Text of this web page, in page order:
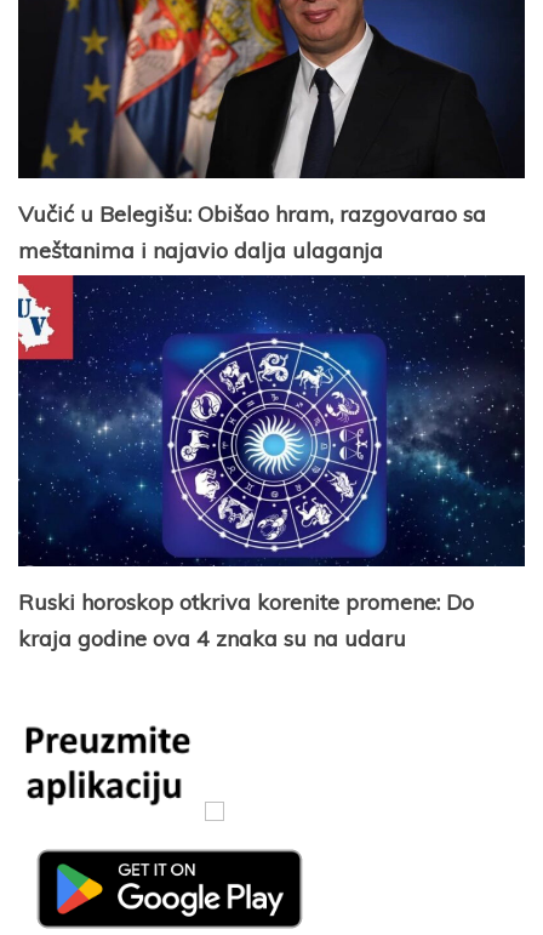
Vučić u Belegišu: Obišao hram, razgovarao sa
meštanima i najavio dalja ulaganja
Ruski horoskop otkriva korenite promene: Do
kraja godine ova 4 znaka su na udaru